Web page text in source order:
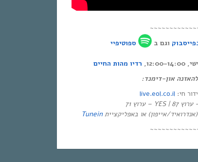
וגם ב ספוטיפיי
רדיו מהות החיים
און-דימנד:
חי: live.eol.co.il
Tunein